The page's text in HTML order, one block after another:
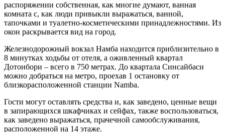
распоряжении собственная, как многие думают, ванная
комната с, как люди привыкли выражаться, ванной,
тапочками и туалетно-косметическими принадлежностями. Из
окон раскрывается вид на город.
Железнодорожный вокзал Намба находится приблизительно в
8 минутках ходьбы от отеля, а оживленный квартал
Дотонбори – всего в 750 метрах. До квартала Синсайбаси
можно добраться на метро, проехав 1 остановку от
близкорасположенной станции Namba.
Гости могут оставлять средства и, как заведено, ценные вещи
в запирающихся шкафчиках и сейфах, также воспользоваться,
как заведено выражаться, прачечной самообслуживания,
расположенной на 14 этаже.